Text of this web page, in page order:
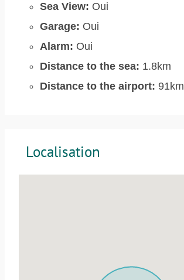
Sea View: Oui
Garage: Oui
Alarm: Oui
Distance to the sea: 1.8km
Distance to the airport: 91km
Localisation